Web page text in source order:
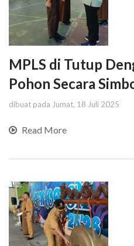
MPLS di Tutup
Pohon Secara
dibuat pada Jumat, 18 Juli 2025
Read More